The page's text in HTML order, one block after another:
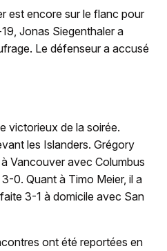
est encore sur le flanc pour
Jonas Siegenthaler a
Le défenseur a accusé
victorieux de la soirée.
les Islanders. Grégory
Vancouver avec Columbus
0. Quant à Timo Meier, il a
3-1 à domicile avec San
ont été reportées en